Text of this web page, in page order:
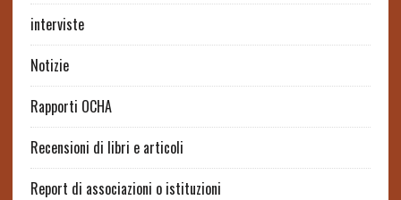
interviste
Notizie
Rapporti OCHA
Recensioni di libri e articoli
Report di associazioni o istituzioni